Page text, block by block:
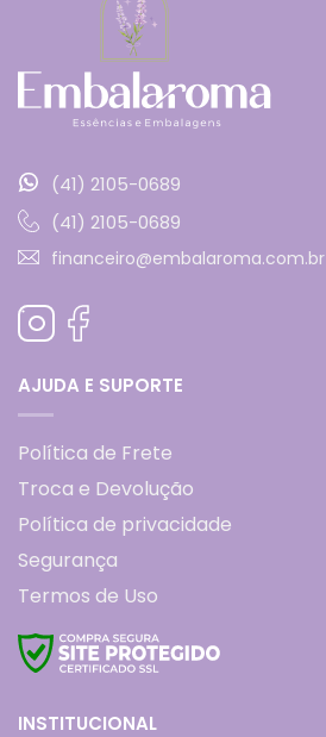
(41) 2105-0689
(41) 2105-0689
financeiro@embalaroma.com.br
AJUDA E SUPORTE
Política de Frete
Troca e Devolução
Política de privacidade
Segurança
Termos de Uso
INSTITUCIONAL